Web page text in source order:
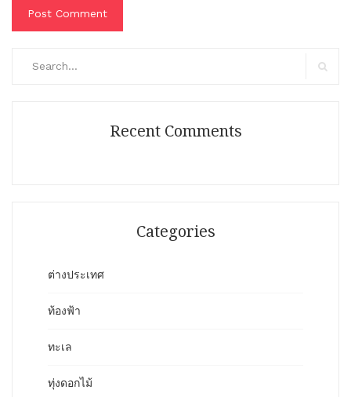
Recent Comments
Categories
ต่างประเทศ
ท้องฟ้า
ทะเล
ทุ่งดอกไม้